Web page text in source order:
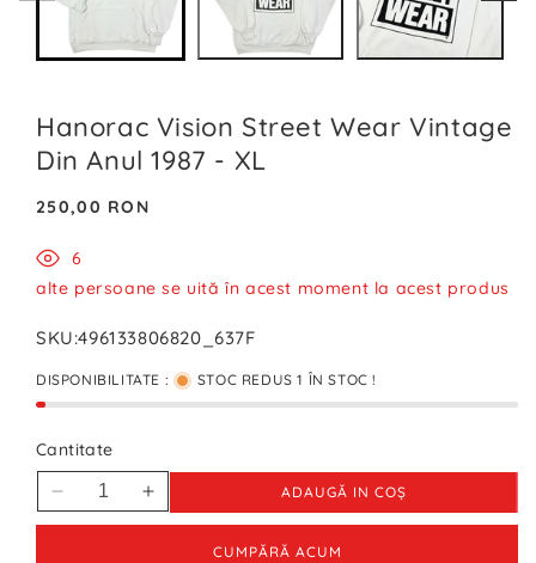
Hanorac Vision Street Wear Vintage
Din Anul 1987 - XL
Preț
250,00 RON
6
alte persoane se uită în acest moment la acest produs
SKU:496133806820_637F
DISPONIBILITATE : STOC REDUS 1 ÎN STOC !
Cantitate
Reduceți
cantitatea
Creșteți
cantitatea
ADAUGĂ IN COŞ
CUMPĂRĂ ACUM